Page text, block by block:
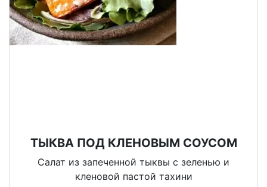
ТЫКВА ПОД КЛЕНОВЫМ СОУСОМ
Салат из запеченной тыквы с зеленью и
кленовой пастой тахини